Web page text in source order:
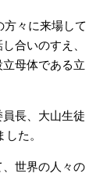
々に来場して
合いのすえ、
母体である立
長、大山生徒
た。
、世界の人々の